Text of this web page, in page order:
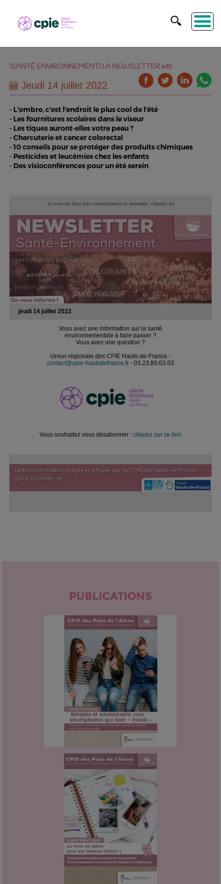
(SANTÉ ENVIRONNEMENT) LA NEWSLETTER #35
Jeudi 14 juillet 2022
- L'ombre, c'est l'endroit le plus cool de l'été
- Les fournitures scolaires dans le viseur
- Les tiques auront-elles votre peau ?
- Charcuterie et cancer colorectal
- 10 conseils pour se protéger des produits chimiques
- Pesticides et leucémies chez les enfants
- Des visioconférences pour un été serein
si vous ne lisez pas correctement ce message, cliquez ici
jeudi 14 juillet 2022
Vous avez une information sur la santé
environnementale à faire passer ?
Vous avez une question ?
Union régionale des CPIE Hauts-de-France -
contact@cpie-hautsdefrance.fr - 03.23.80.03.03
Vous souhaitez vous désabonner : cliquez sur ce lien
PUBLICATIONS